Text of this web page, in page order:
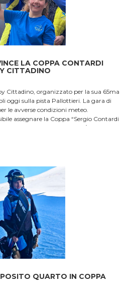
LA COPPA CONTARDI
CITTADINO
Cittadino, organizzato per la sua 65ma
oggi sulla pista Pallottieri. La gara di
le avverse condizioni meteo.
assegnare la Coppa “Sergio Contardi
ha completato il tracciato. È stata
Napoli a far registrare il miglior tempo
A lei è stato consegnato il prestigioso
e Sergio Contardi Falco, figlio e nipote
è classificata Alice Trozzi dello sci club
Tomasillo del 3000 ski race. Nella
con la vittoria dei Roberto
a Andrea Barbarossa tutti
o di pochi centesimi l’uno
la pioggia, si è brindato coi vini
durante la premiazione, regali
Morelli, da Appen Glow e un week end
in palio da Palinuro spiagge.
QUARTO IN COPPA